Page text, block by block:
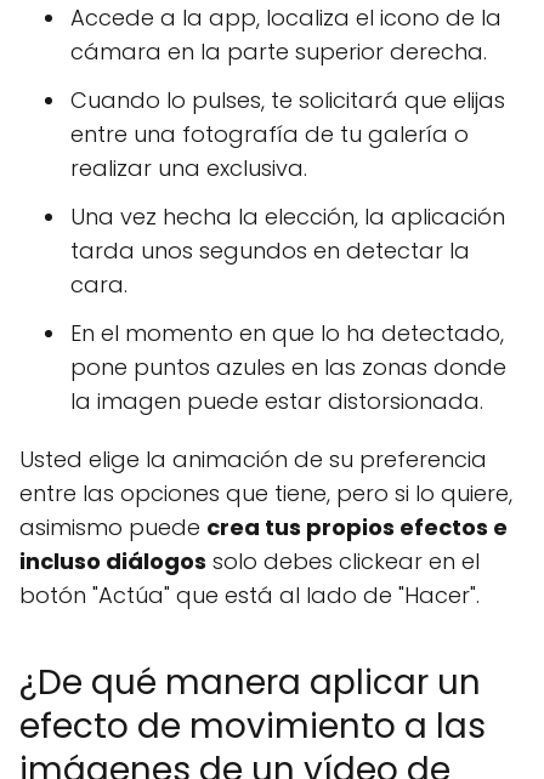
Accede a la app, localiza el icono de la
cámara en la parte superior derecha.
Cuando lo pulses, te solicitará que elijas
entre una fotografía de tu galería o
realizar una exclusiva.
Una vez hecha la elección, la aplicación
tarda unos segundos en detectar la
cara.
En el momento en que lo ha detectado,
pone puntos azules en las zonas donde
la imagen puede estar distorsionada.
Usted elige la animación de su preferencia
entre las opciones que tiene, pero si lo quiere,
asimismo puede crea tus propios efectos e
incluso diálogos solo debes clickear en el
botón "Actúa" que está al lado de "Hacer".
¿De qué manera aplicar un
efecto de movimiento a las
imágenes de un vídeo de